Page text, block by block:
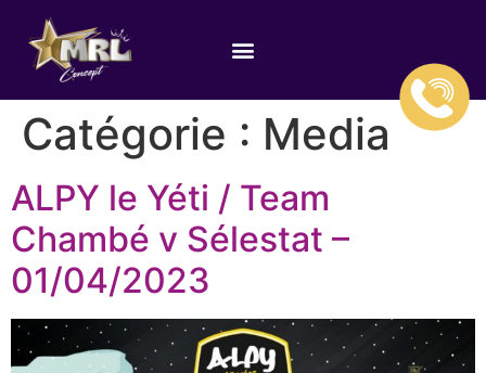
Catégorie : Media
ALPY le Yéti / Team
Chambé v Sélestat –
01/04/2023